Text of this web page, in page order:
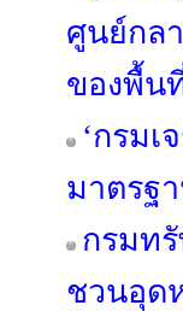
ศูนย์กล
ของพื้น
‘กรมเ
มาตรฐ
กรมท
ชวนอุด